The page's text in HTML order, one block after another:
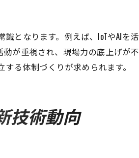
事費用を最適化するには
用最適化に役立つデジタル技術
せるプラント工事のDX活用
プラント工事の効率化
するプラント工事現場の事例
となります。例えば、IoTやAIを
が重視され、現場力の底上げが
る体制づくりが求められます。
技術動向